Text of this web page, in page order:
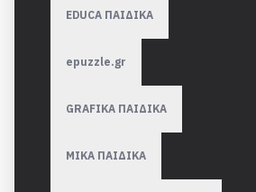
EDUCA ΠΑΙΔΙΚΑ
epuzzle.gr
GRAFIKA ΠΑΙΔΙΚΑ
MIKA ΠΑΙΔΙΚΑ